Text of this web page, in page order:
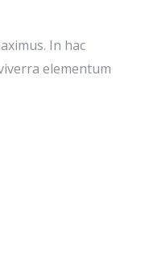
In hac
elementum